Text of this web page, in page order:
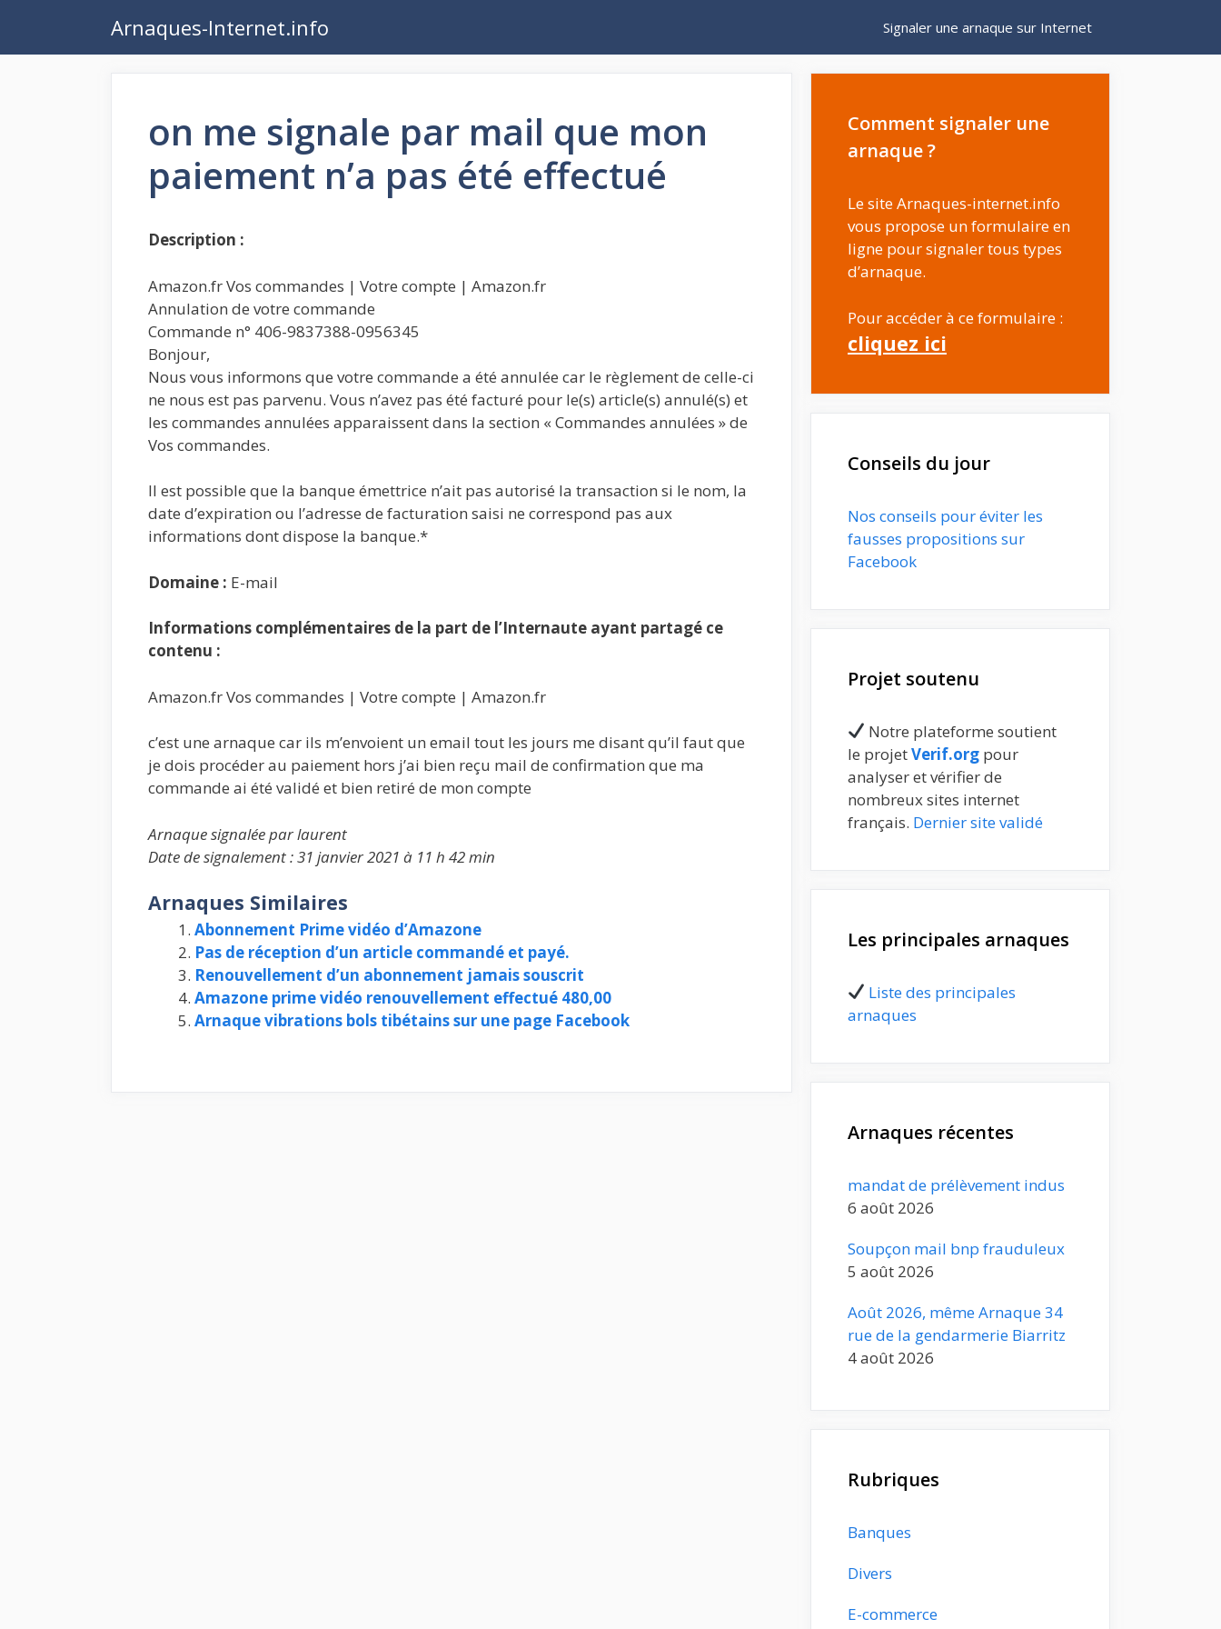
contenu
Arnaques-Internet.info Signaler une arnaque sur Internet
on me signale par mail que mon
paiement n’a pas été effectué
Description :
Amazon.fr Vos commandes | Votre compte | Amazon.fr
Annulation de votre commande
Commande n° 406-9837388-0956345
Bonjour,
Nous vous informons que votre commande a été annulée car le règlement de celle-ci
ne nous est pas parvenu. Vous n’avez pas été facturé pour le(s) article(s) annulé(s) et
les commandes annulées apparaissent dans la section « Commandes annulées » de
Vos commandes.
Il est possible que la banque émettrice n’ait pas autorisé la transaction si le nom, la
date d’expiration ou l’adresse de facturation saisi ne correspond pas aux
informations dont dispose la banque.*
Domaine : E-mail
Informations complémentaires de la part de l’Internaute ayant partagé ce
contenu :
Amazon.fr Vos commandes | Votre compte | Amazon.fr
c’est une arnaque car ils m’envoient un email tout les jours me disant qu’il faut que
je dois procéder au paiement hors j’ai bien reçu mail de confirmation que ma
commande ai été validé et bien retiré de mon compte
Arnaque signalée par laurent
Date de signalement : 31 janvier 2021 à 11 h 42 min
Arnaques Similaires
Abonnement Prime vidéo d’Amazone
Pas de réception d’un article commandé et payé.
Renouvellement d’un abonnement jamais souscrit
Amazone prime vidéo renouvellement effectué 480,00
Arnaque vibrations bols tibétains sur une page Facebook
Comment signaler une
arnaque ?
Le site Arnaques-internet.info
vous propose un formulaire en
ligne pour signaler tous types
d’arnaque.
Pour accéder à ce formulaire :
cliquez ici
Conseils du jour
Nos conseils pour éviter les
fausses propositions sur
Facebook
Projet soutenu
Notre plateforme soutient
le projetVerif.org pour
analyser et vérifier de
nombreux sites internet
français. Dernier site validé
Les principales arnaques
Liste des principales
arnaques
Arnaques récentes
mandat de prélèvement indus
6 août 2026
Soupçon mail bnp frauduleux
5 août 2026
Août 2026, même Arnaque 34
rue de la gendarmerie Biarritz
4 août 2026
Rubriques
Banques
Divers
E-commerce